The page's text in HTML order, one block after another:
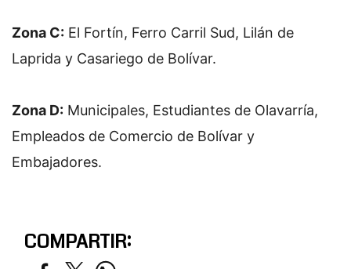
Zona C: El Fortín, Ferro Carril Sud, Lilán de
Laprida y Casariego de Bolívar.
Zona D: Municipales, Estudiantes de Olavarría,
Empleados de Comercio de Bolívar y
Embajadores.
COMPARTIR: